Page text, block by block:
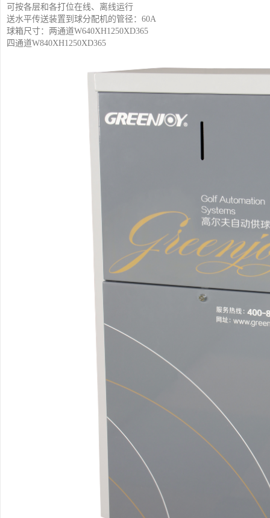
可按各层和各打位在线、离线运行
送水平传送装置到球分配机的管径：60A
球箱尺寸：两通道W640XH1250XD365
四通道W840XH1250XD365